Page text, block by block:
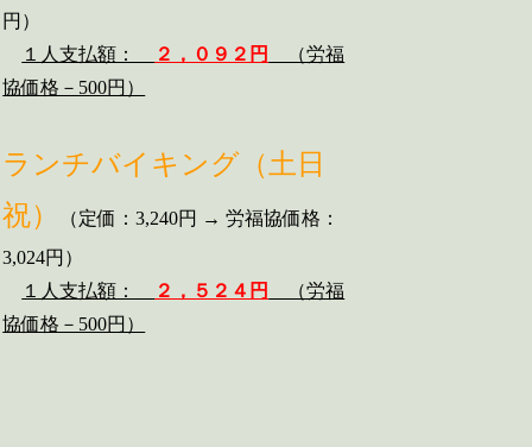
円）
１人支払額：
２，０９２円
（労福
協価格－500円）
ランチバイキング（土日
祝）
（定価：3,240円 → 労福協価格：
3,024円）
１人支払額：
２，５２４円
（労福
協価格－500円）